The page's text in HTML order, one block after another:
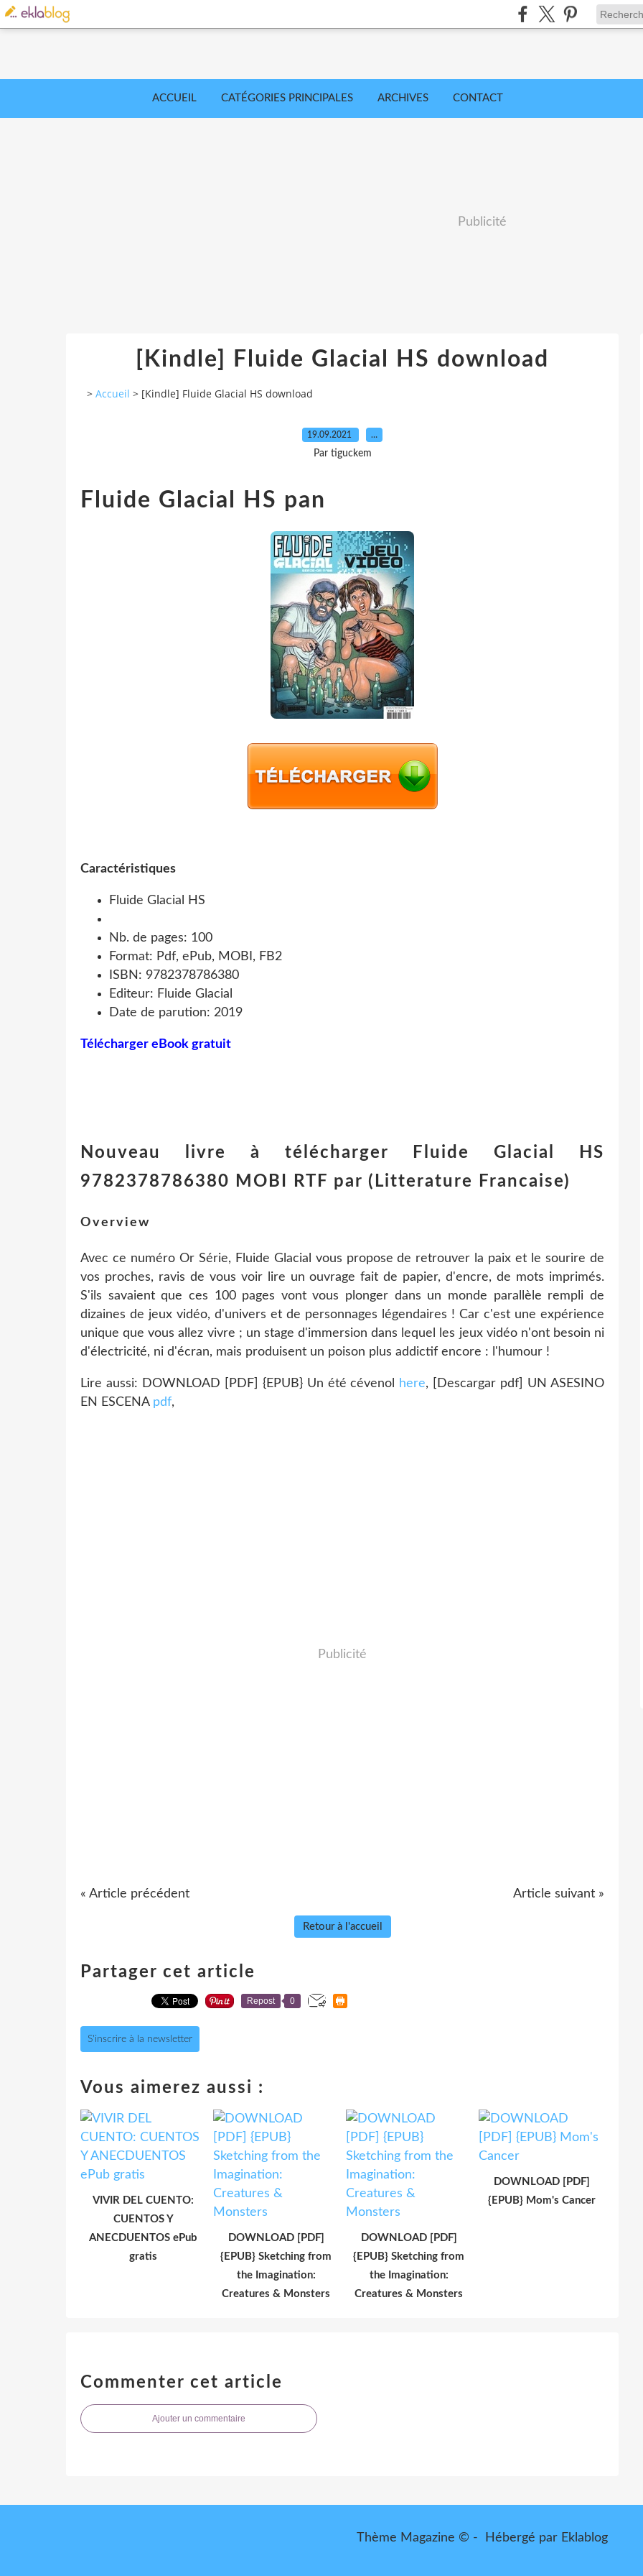
ACCUEIL CATÉGORIES PRINCIPALES ARCHIVES CONTACT
Publicité
[Kindle] Fluide Glacial HS download
> Accueil > [Kindle] Fluide Glacial HS download
19.09.2021 …
Par tiguckem
Fluide Glacial HS pan
Caractéristiques
Fluide Glacial HS
Nb. de pages: 100
Format: Pdf, ePub, MOBI, FB2
ISBN: 9782378786380
Editeur: Fluide Glacial
Date de parution: 2019
Télécharger eBook gratuit
Nouveau livre à télécharger Fluide Glacial HS
9782378786380 MOBI RTF par (Litterature Francaise)
Overview
Avec ce numéro Or Série, Fluide Glacial vous propose de retrouver la paix et le sourire de
vos proches, ravis de vous voir lire un ouvrage fait de papier, d'encre, de mots imprimés.
S'ils savaient que ces 100 pages vont vous plonger dans un monde parallèle rempli de
dizaines de jeux vidéo, d'univers et de personnages légendaires ! Car c'est une expérience
unique que vous allez vivre ; un stage d'immersion dans lequel les jeux vidéo n'ont besoin ni
d'électricité, ni d'écran, mais produisent un poison plus addictif encore : l'humour !
Lire aussi: DOWNLOAD [PDF] {EPUB} Un été cévenol here, [Descargar pdf] UN ASESINO
EN ESCENA pdf,
Publicité
« Article précédent Article suivant »
Retour à l'accueil
Partager cet article
Repost 0
S'inscrire à la newsletter
Vous aimerez aussi :
VIVIR DEL CUENTO:
CUENTOS Y
ANECDUENTOS ePub
gratis
DOWNLOAD [PDF]
{EPUB} Sketching from
the Imagination:
Creatures & Monsters
DOWNLOAD [PDF]
{EPUB} Sketching from
the Imagination:
Creatures & Monsters
DOWNLOAD [PDF]
{EPUB} Mom's Cancer
Commenter cet article
Ajouter un commentaire
Thème Magazine © - Hébergé par Eklablog